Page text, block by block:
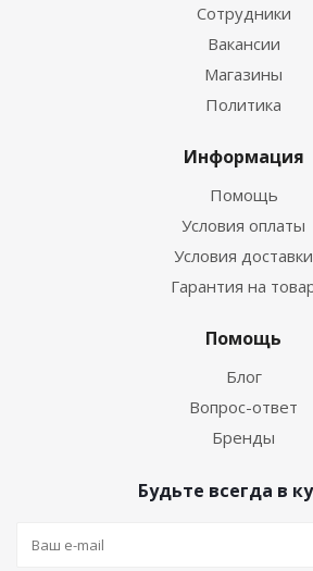
Сотрудники
Вакансии
Магазины
Политика
Информация
Помощь
Условия оплаты
Условия доставки
Гарантия на
Помощь
Блог
Вопрос-ответ
Бренды
Будьте всегда в